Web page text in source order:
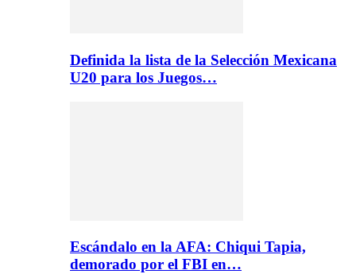
Definida la lista de la Selección Mexicana
U20 para los Juegos…
Escándalo en la AFA: Chiqui Tapia,
demorado por el FBI en…